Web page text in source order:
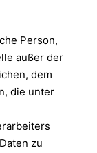
Person,
außer der
dem
die unter
zu